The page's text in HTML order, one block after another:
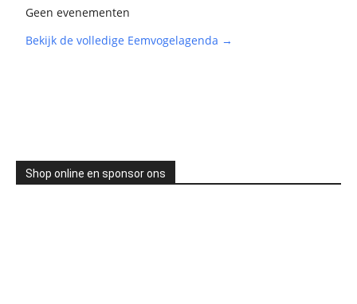
Geen evenementen
Bekijk de volledige Eemvogelagenda →
Shop online en sponsor ons